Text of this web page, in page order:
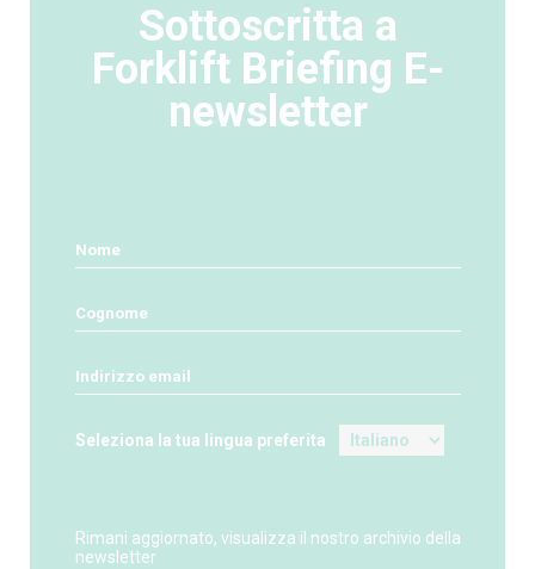
Sottoscritta a
Forklift Briefing E-
newsletter
Seleziona la tua lingua preferita
Rimani aggiornato, visualizza il nostro archivio della
newsletter